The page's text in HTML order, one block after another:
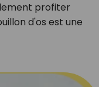
profiter
d'os est une